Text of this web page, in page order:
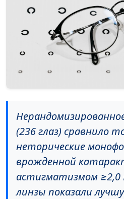
(236 глаз) сравнило
неторические
врожденной
астигматизмом ≥2,0
линзы показали